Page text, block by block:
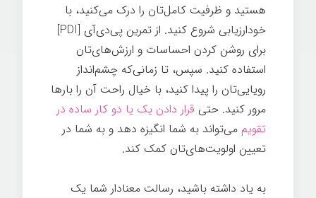
هستید و ظرفیت کامل‌تان را درک می‌کنید، با
خودارزیابی شروع کنید. از تمرین پی‌دی‌آی [PDI]
برای روشن کردن احساسات و ارزش‌های‌تان
استفاده کنید. سپس، تا زمانی‌که چشم‌انداز
رویایی‌تان را پیدا کنید، با خیال راحت آن را بارها
مرور کنید. حتی قرار دادن یک یا دو کار ساده در
تقویم می‌تواند به شما انگیزه دهد و به شما در
تعیین اولویت‌های‌تان کمک کند.
به یاد داشته باشید، رسالت معنادار شما یک